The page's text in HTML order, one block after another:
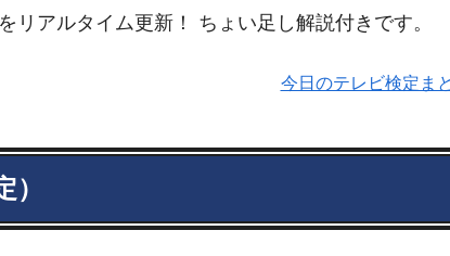
をリアルタイム更新！ ちょい足し解説付きです。
今日のテレビ検定ま